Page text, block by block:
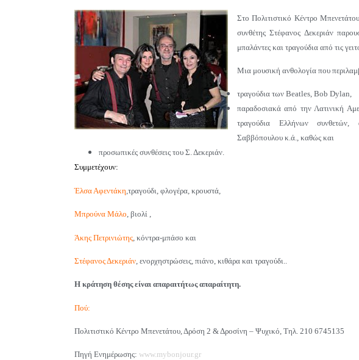
Στο Πολιτιστικό Κέντρο
συνθέτης Στέφανος Δεκεριάν
μπαλάντες και τραγούδια από τις
Μια μουσική ανθολογία που
τραγούδια των Beatles, Bob Dylan,
παραδοσιακά από την Λατινική
τραγούδια Ελλήνων
Σαββόπουλου κ.ά., καθώς και
προσωπικές συνθέσεις του Σ. Δεκεριάν.
Συμμετέχουν:
Έλσα Αφεντάκη ,τραγούδι, φλογέρα, κρουστά,
Μπρούνα Μάλο, βιολί ,
Άκης Πετρινιώτης , κόντρα-μπάσο και
Στέφανος Δεκεριάν , ενορχηστρώσεις, πιάνο, κιθάρα και τραγούδι..
Η κράτηση θέσης είναι απαραιτήτως απαραίτητη.
Πού:
Πολιτιστικό Κέντρο Μπενετάτου, Δρόση 2 & Δροσίνη – Ψυχικό, Τηλ. 210 6745135
Πηγή Ενημέρωσης: www.mybonjour.gr